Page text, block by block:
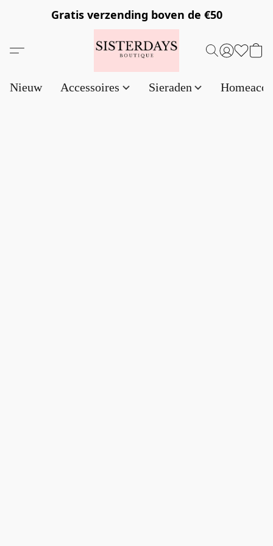
Gratis verzending boven de €50
Nieuw Accessoires Sieraden